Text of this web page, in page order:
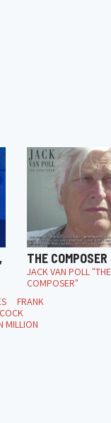
FRANK
MILLION
THE COMPOSER
JACK VAN POLL "THE
COMPOSER"